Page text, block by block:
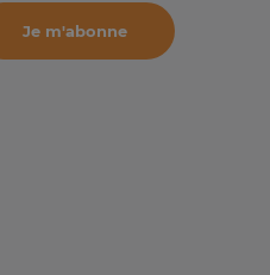
Je m'abonne